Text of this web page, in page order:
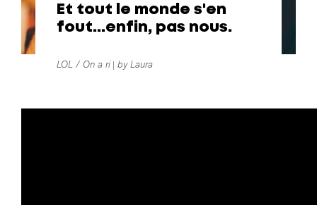
Et tout le monde s'en
fout...enfin, pas nous.
LOL / On a ri by Laura